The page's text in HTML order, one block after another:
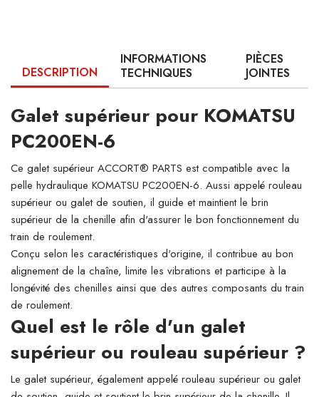
DESCRIPTION
INFORMATIONS
TECHNIQUES
PIÈCES
JOINTES
Galet supérieur pour KOMATSU
PC200EN-6
Ce galet supérieur ACCORT® PARTS est compatible avec la
pelle hydraulique KOMATSU PC200EN-6. Aussi appelé rouleau
supérieur ou galet de soutien, il guide et maintient le brin
supérieur de la chenille afin d'assurer le bon fonctionnement du
train de roulement.
Conçu selon les caractéristiques d'origine, il contribue au bon
alignement de la chaîne, limite les vibrations et participe à la
longévité des chenilles ainsi que des autres composants du train
de roulement.
Quel est le rôle d'un galet
supérieur ou rouleau supérieur ?
Le galet supérieur, également appelé rouleau supérieur ou galet